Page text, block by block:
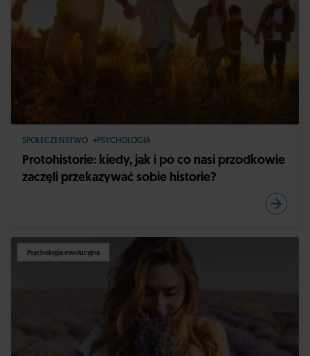
SPOŁECZEŃSTWO PSYCHOLOGIA
Protohistorie: kiedy, jak i po co nasi przodkowie
zaczęli przekazywać sobie historie?
Psychologia ewolucyjna